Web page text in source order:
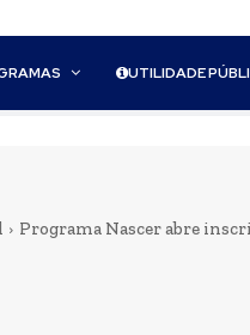
UTILIDADE
Programa Nascer abre